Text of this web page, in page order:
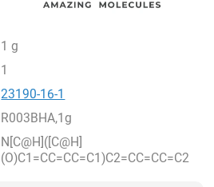
1 g
1
23190-16-1
R003BHA,1g
N[C@H]([C@H]
(O)C1=CC=CC=C1)C2=CC=CC=C2